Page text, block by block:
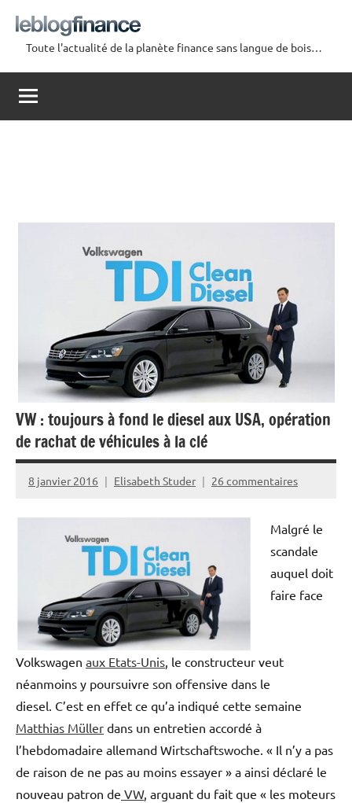
contenu
Le
Blog
Finance
Toute l'actualité de la planète finance sans langue de bois…
VW : toujours à fond le diesel aux USA, opération
de rachat de véhicules à la clé
8 janvier 2016 Elisabeth Studer 26 commentaires
Malgré le
scandale
auquel doit
faire face
Volkswagen aux Etats-Unis, le constructeur veut
néanmoins y poursuivre son offensive dans le
diesel. C’est en effet ce qu’a indiqué cette semaine
Matthias Müller dans un entretien accordé à
l’hebdomadaire allemand Wirtschaftswoche. « Il n’y a pas
de raison de ne pas au moins essayer » a ainsi déclaré le
nouveau patron de VW, arguant du fait que « les moteurs